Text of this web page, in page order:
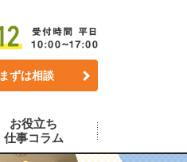
まずは相談
お役立ち
仕事コラム